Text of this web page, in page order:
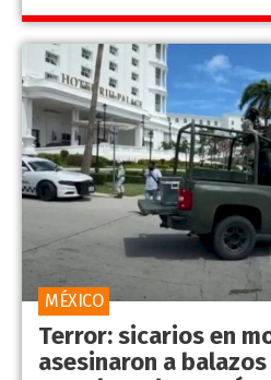
Terror: sicarios en
asesinaron a
MÉXICO